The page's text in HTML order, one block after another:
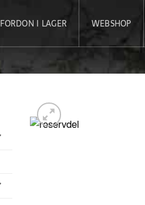
FORDON I LAGER WEBSHOP